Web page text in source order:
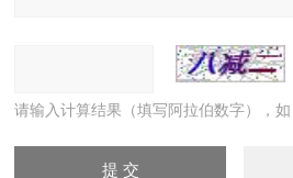
请输入计算结果（填写阿拉伯数字），